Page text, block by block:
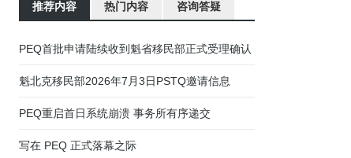
推荐内容 热门内容 咨询答疑
01 加拿大魁北克省蒙特利尔驾照笔试、路考流程说明
02 魁瓜之家年终巨献：魁北克法语面试音频指导
03 有关近期PEQ申请人收到延期信和面试信的通知
04 魁北克移民部今日公布经验类移民PEQ新政